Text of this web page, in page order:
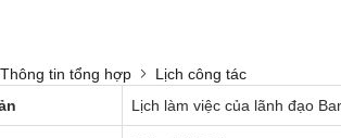
Thông tin tổng hợp
Lịch công tác
Lịch làm việc của lãnh đạo